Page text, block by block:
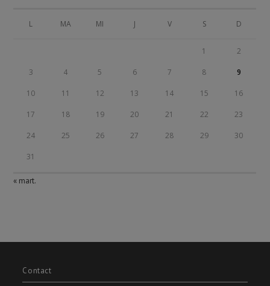
L MA MI J V S D
1 2
3 4 5 6 7 8 9
10 11 12 13 14 15 16
17 18 19 20 21 22 23
24 25 26 27 28 29 30
31
« mart.
Contact